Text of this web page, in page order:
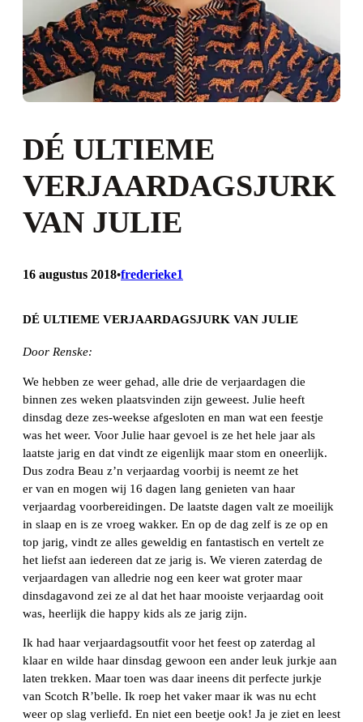
DÉ ULTIEME
VERJAARDAGSJURK
VAN JULIE
16 augustus 2018•frederieke1
DÉ ULTIEME VERJAARDAGSJURK VAN JULIE
Door Renske:
We hebben ze weer gehad, alle drie de verjaardagen die
binnen zes weken plaatsvinden zijn geweest. Julie heeft
dinsdag deze zes-weekse afgesloten en man wat een feestje
was het weer. Voor Julie haar gevoel is ze het hele jaar als
laatste jarig en dat vindt ze eigenlijk maar stom en oneerlijk.
Dus zodra Beau z’n verjaardag voorbij is neemt ze het
er van en mogen wij 16 dagen lang genieten van haar
verjaardag voorbereidingen. De laatste dagen valt ze moeilijk
in slaap en is ze vroeg wakker. En op de dag zelf is ze op en
top jarig, vindt ze alles geweldig en fantastisch en vertelt ze
het liefst aan iedereen dat ze jarig is. We vieren zaterdag de
verjaardagen van alledrie nog een keer wat groter maar
dinsdagavond zei ze al dat het haar mooiste verjaardag ooit
was, heerlijk die happy kids als ze jarig zijn.
Ik had haar verjaardagsoutfit voor het feest op zaterdag al
klaar en wilde haar dinsdag gewoon een ander leuk jurkje aan
laten trekken. Maar toen was daar ineens dit perfecte jurkje
van Scotch R’belle. Ik roep het vaker maar ik was nu echt
weer op slag verliefd. En niet een beetje ook! Ja je ziet en leest